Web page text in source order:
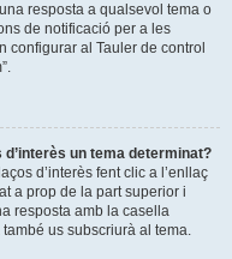
resposta a qualsevol tema o
de notificació per a les
configurar al Tauler de control
un tema determinat?
d’interès fent clic a l’enllaç
a prop de la part superior i
resposta amb la casella
també us subscriurà al tema.